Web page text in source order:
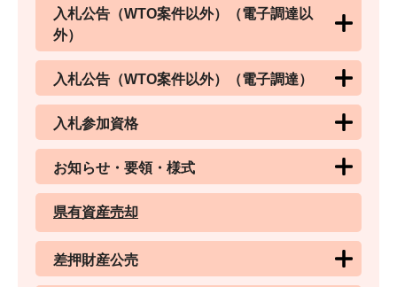
入札公告（WTO案件以外）（電子調達以
外）
入札公告（WTO案件以外）（電子調達）
入札参加資格
お知らせ・要領・様式
県有資産売却
差押財産公売